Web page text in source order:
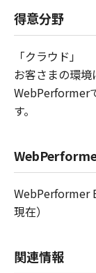
得意分野
「クラウド」
お客さまの環
WebPerformer
す。
WebPerformer
現在）
関連情報